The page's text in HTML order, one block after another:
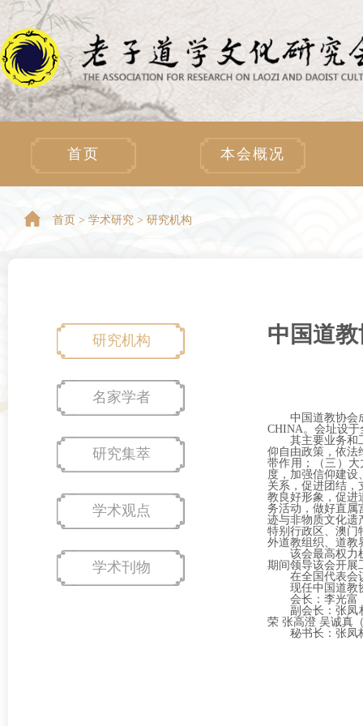
首页 本会概况
首页 > 学术研究 > 研究机构
研究机构
名家学者
研究集萃
学术观点
学术刊物
中国道
中国道教协会
CHINA。会址设
其主要业务和
仰自由政策，依法
带作用；（三）
度，加强信仰建设
关系，促进团结，
教良好形象，促进
务活动，做好直属
迹与非物质文化遗
特别行政区、澳门
外道教组织、道教
该会最高权力
期间领导该会开展
在全国代表会
现任中国道教
会长：李光富
副会长：张凤
荣 张高澄 吴诚真
秘书长：张凤